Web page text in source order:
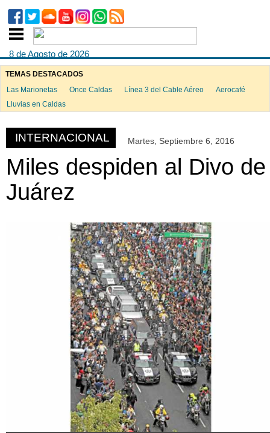
8 de Agosto de 2026
TEMAS DESTACADOS
Las Marionetas
Once Caldas Línea 3 del Cable Aéreo
Aerocafé
Lluvias en Caldas
INTERNACIONAL Martes, Septiembre 6, 2016
Miles despiden al Divo de
Juárez